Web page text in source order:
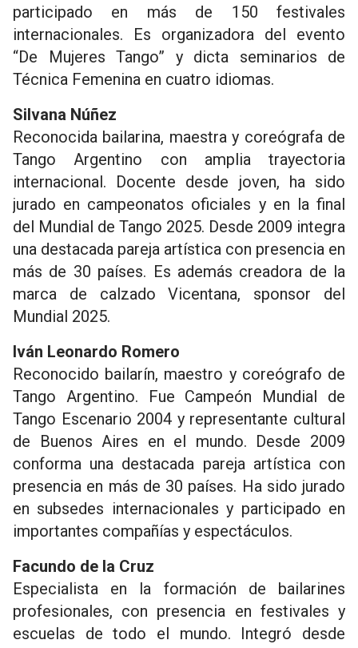
participado en más de 150 festivales
internacionales. Es organizadora del evento
“De Mujeres Tango” y dicta seminarios de
Técnica Femenina en cuatro idiomas.
Silvana Núñez
Reconocida bailarina, maestra y coreógrafa de
Tango Argentino con amplia trayectoria
internacional. Docente desde joven, ha sido
jurado en campeonatos oficiales y en la final
del Mundial de Tango 2025. Desde 2009 integra
una destacada pareja artística con presencia en
más de 30 países. Es además creadora de la
marca de calzado Vicentana, sponsor del
Mundial 2025.
Iván Leonardo Romero
Reconocido bailarín, maestro y coreógrafo de
Tango Argentino. Fue Campeón Mundial de
Tango Escenario 2004 y representante cultural
de Buenos Aires en el mundo. Desde 2009
conforma una destacada pareja artística con
presencia en más de 30 países. Ha sido jurado
en subsedes internacionales y participado en
importantes compañías y espectáculos.
Facundo de la Cruz
Especialista en la formación de bailarines
profesionales, con presencia en festivales y
escuelas de todo el mundo. Integró desde